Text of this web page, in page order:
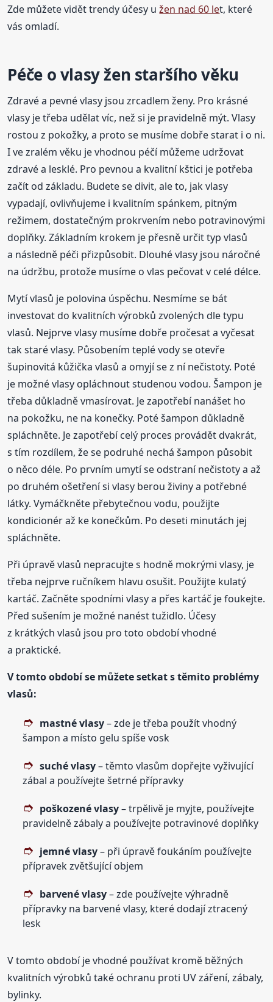
Zde můžete vidět trendy účesy užen nad 60 let, které
vás omladí.
Péče o vlasy žen staršího věku
Zdravé a pevné vlasy jsou zrcadlem ženy. Pro krásné
vlasy je třeba udělat víc, než si je pravidelně mýt. Vlasy
rostou z pokožky, a proto se musíme dobře starat i o ni.
I ve zralém věku je vhodnou péčí můžeme udržovat
zdravé a lesklé. Pro pevnou a kvalitní kštici je potřeba
začít od základu. Budete se divit, ale to, jak vlasy
vypadají, ovlivňujeme i kvalitním spánkem, pitným
režimem, dostatečným prokrvením nebo potravinovými
doplňky. Základním krokem je přesně určit typ vlasů
a následně péči přizpůsobit. Dlouhé vlasy jsou náročné
na údržbu, protože musíme o vlas pečovat v celé délce.
Mytí vlasů je polovina úspěchu. Nesmíme se bát
investovat do kvalitních výrobků zvolených dle typu
vlasů. Nejprve vlasy musíme dobře pročesat a vyčesat
tak staré vlasy. Působením teplé vody se otevře
šupinovitá kůžička vlasů a omyjí se z ní nečistoty. Poté
je možné vlasy opláchnout studenou vodou. Šampon je
třeba důkladně vmasírovat. Je zapotřebí nanášet ho
na pokožku, ne na konečky. Poté šampon důkladně
spláchněte. Je zapotřebí celý proces provádět dvakrát,
s tím rozdílem, že se podruhé nechá šampon působit
o něco déle. Po prvním umytí se odstraní nečistoty a až
po druhém ošetření si vlasy berou živiny a potřebné
látky. Vymáčkněte přebytečnou vodu, použijte
kondicionér až ke konečkům. Po deseti minutách jej
spláchněte.
Při úpravě vlasů nepracujte s hodně mokrými vlasy, je
třeba nejprve ručníkem hlavu osušit. Použijte kulatý
kartáč. Začněte spodními vlasy a přes kartáč je foukejte.
Před sušením je možné nanést tužidlo. Účesy
z krátkých vlasů jsou pro toto období vhodné
a praktické.
V tomto období se můžete setkat s těmito problémy
vlasů:
mastné vlasy– zde je třeba použít vhodný
šampon a místo gelu spíše vosk
suché vlasy– těmto vlasům dopřejte vyživující
zábal a používejte šetrné přípravky
poškozené vlasy– trpělivě je myjte, používejte
pravidelně zábaly a používejte potravinové doplňky
jemné vlasy– při úpravě foukáním používejte
přípravek zvětšující objem
barvené vlasy– zde používejte výhradně
přípravky na barvené vlasy, které dodají ztracený
lesk
V tomto období je vhodné používat kromě běžných
kvalitních výrobků také ochranu proti UV záření, zábaly,
bylinky.